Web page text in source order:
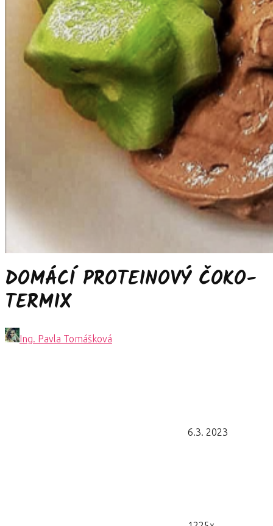
DOMÁCÍ PROTEINOVÝ ČOKO-
TERMIX
Ing. Pavla Tomášková
6.3. 2023